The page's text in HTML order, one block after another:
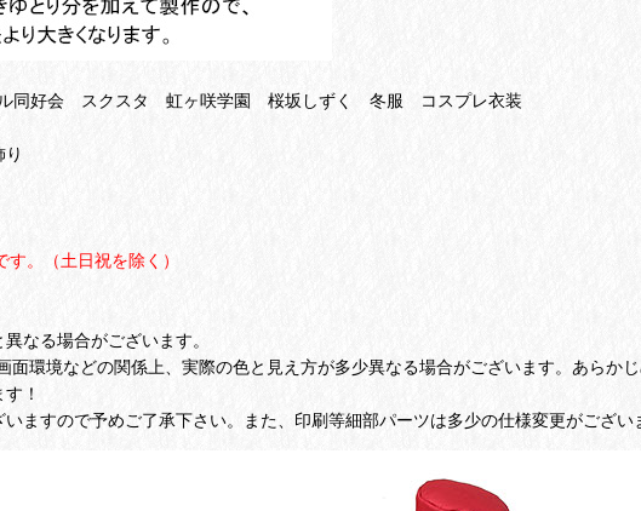
ル同好会 スクスタ 虹ヶ咲学園 桜坂しずく 冬服 コスプレ衣装
。（土日祝を除く）
なる場合がございます。
環境などの関係上、実際の色と見え方が多少異なる場合がございます。あらかじ
！
ますので予めご了承下さい。また、印刷等細部パーツは多少の仕様変更がござい